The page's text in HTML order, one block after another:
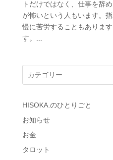
トだけではなく、仕事を辞
が怖いという人もいます。
慢に苦労することもありま
す。...
HISOKA.のひとりごと
お知らせ
お金
タロット